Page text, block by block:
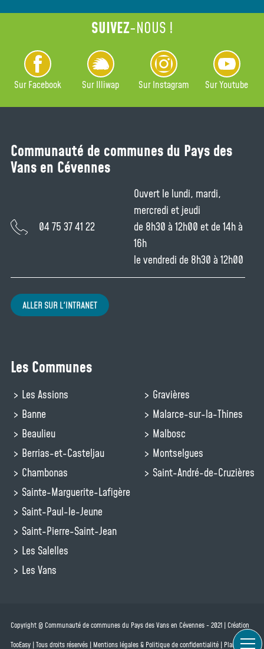
SUIVEZ-NOUS !
Sur Facebook Sur Illiwap Sur Instagram Sur Youtube
Communauté de communes du Pays des
Vans en Cévennes
04 75 37 41 22
Ouvert le lundi, mardi,
mercredi et jeudi
de 8h30 à 12h00 et de 14h à
16h
le vendredi de 8h30 à 12h00
ALLER SUR L'INTRANET
Les Communes
Les Assions
Banne
Beaulieu
Berrias-et-Casteljau
Chambonas
Gravières
Malarce-sur-la-Thines
Malbosc
Montselgues
Saint-André-de-Cruzières
Sainte-Marguerite-Lafigère
Saint-Paul-le-Jeune
Saint-Pierre-Saint-Jean
Les Salelles
Les Vans
Copyright @ Communauté de communes du Pays des Vans en Cévennes - 2021 | Création
TooEasy | Tous droits réservés | Mentions légales & Politique de confidentialité | Plan du site